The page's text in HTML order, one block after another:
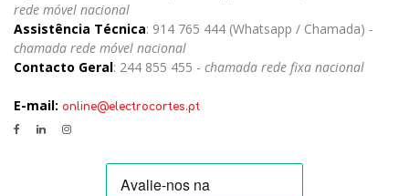
rede móvel nacional
Assistência Técnica: 914 765 444 (Whatsapp / Chamada) -
chamada rede móvel nacional
Contacto Geral: 244 855 455 - chamada rede fixa nacional
E-mail: online@electrocortes.pt